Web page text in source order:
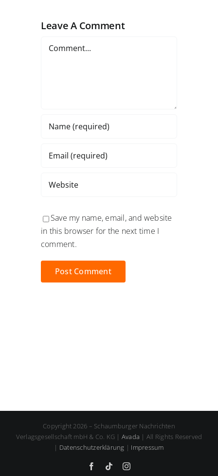
Leave A Comment
Comment
Save my name, email, and website
in this browser for the next time I
comment.
Copyright 2026 – Schaumburger Nachrichten
Verlagsgesellschaft mbH & Co. KG | Avada | All Rights Reserved
| Datenschutzerklärung | Impressum
Facebook
TiktokInstagram